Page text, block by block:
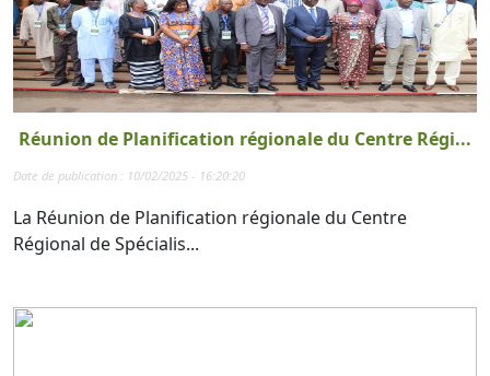
Réunion de Planification régionale du Centre Régi...
Date de publication : 10/02/2025 - 16:20:20
La Réunion de Planification régionale du Centre
Régional de Spécialis...